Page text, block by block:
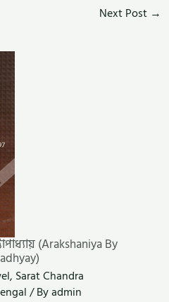
Next Post →
(Arakshaniya By
, Sarat Chandra
/ Byadmin